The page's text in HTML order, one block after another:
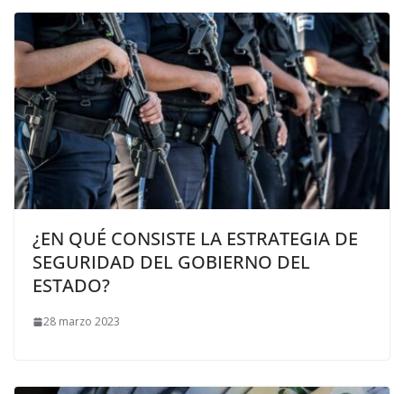
¿EN QUÉ CONSISTE LA ESTRATEGIA DE
SEGURIDAD DEL GOBIERNO DEL
ESTADO?
28 marzo 2023